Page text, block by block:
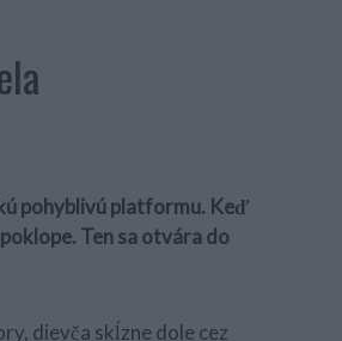
pohyblivú platformu. Keď
Ten sa otvára do
dievča skĺzne dole cez